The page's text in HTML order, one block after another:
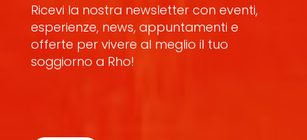
Ricevi la nostra newsletter con eventi,
esperienze, news, appuntamenti e
offerte per vivere al meglio il tuo
soggiorno a Rho!